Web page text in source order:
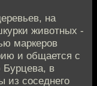
на
животных -
маркеров
и общается с
в
соседнего